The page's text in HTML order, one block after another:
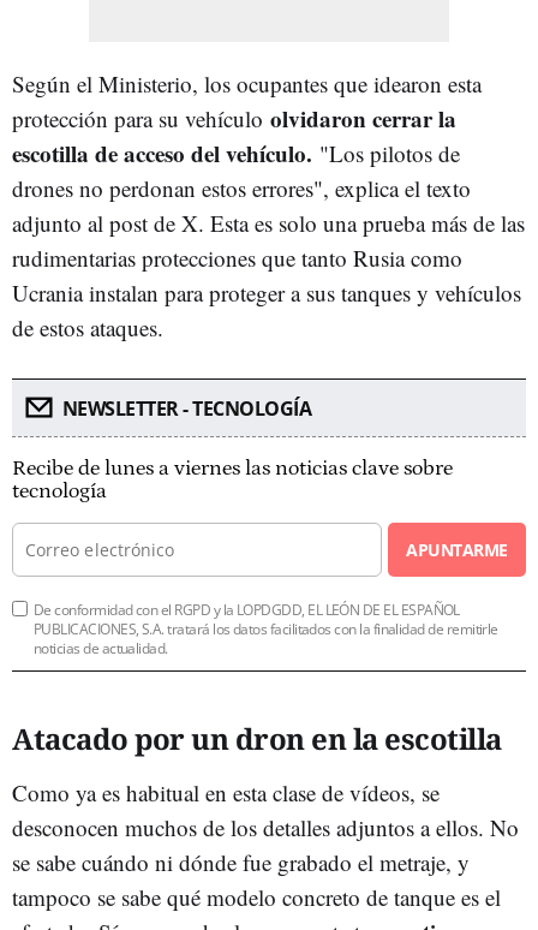
Según el Ministerio, los ocupantes que idearon esta
protección para su vehículo olvidaron cerrar la
escotilla de acceso del vehículo. "Los pilotos de
drones no perdonan estos errores", explica el texto
adjunto al post de X. Esta es solo una prueba más de las
rudimentarias protecciones que tanto Rusia como
Ucrania instalan para proteger a sus tanques y vehículos
de estos ataques.
NEWSLETTER - TECNOLOGÍA
Recibe de lunes a viernes las noticias clave sobre
tecnología
APUNTARME
De conformidad con el RGPD y la LOPDGDD, EL LEÓN DE EL ESPAÑOL
PUBLICACIONES, S.A. tratará los datos facilitados con la finalidad de remitirle
noticias de actualidad.
Atacado por un dron en la escotilla
Como ya es habitual en esta clase de vídeos, se
desconocen muchos de los detalles adjuntos a ellos. No
se sabe cuándo ni dónde fue grabado el metraje, y
tampoco se sabe qué modelo concreto de tanque es el